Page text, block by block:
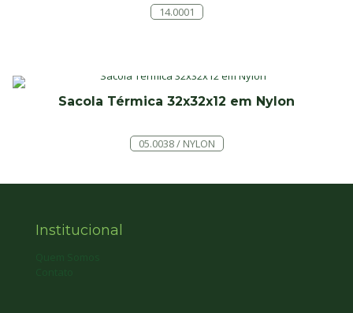
14.0001
Sacola Térmica 32x32x12 em Nylon
05.0038 / NYLON
Institucional